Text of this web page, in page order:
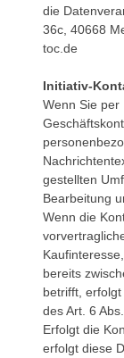
die
36c, 40668
toc.de
Initiativ-
Wenn Sie per
gestellten
Bearbeitung
Wenn die
bereits
betrifft,
des Art. 6
Erfolgt die
erfolgt diese